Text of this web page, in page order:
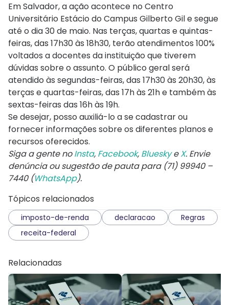
Em Salvador, a ação acontece no Centro
Universitário Estácio do Campus Gilberto Gil e segue
até o dia 30 de maio. Nas terças, quartas e quintas-
feiras, das 17h30 às 18h30, terão atendimentos 100%
voltados a docentes da instituição que tiverem
dúvidas sobre o assunto. O público geral será
atendido às segundas-feiras, das 17h30 às 20h30, às
terças e quartas-feiras, das 17h às 21h e também às
sextas-feiras das 16h às 19h.
Se desejar, posso auxiliá-lo a se cadastrar ou
fornecer informações sobre os diferentes planos e
recursos oferecidos.
Siga a gente noInsta, Facebook, BlueskyeX. Envie
denúncia ou sugestão de pauta para (71) 99940 –
7440 (WhatsApp).
Tópicos relacionados
imposto-de-renda declaracao
Regras
receita-federal
Relacionadas